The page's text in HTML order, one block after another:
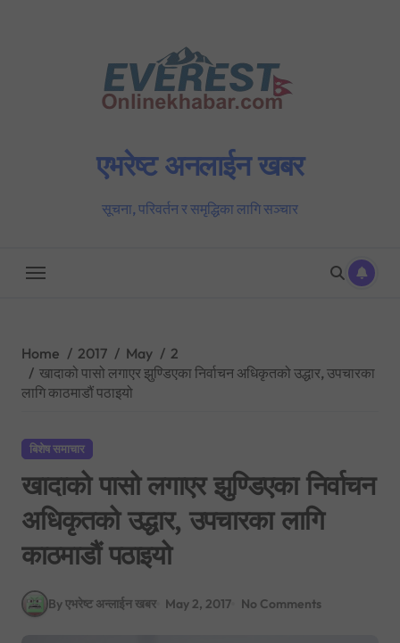
एभरेष्ट अनलाईन खबर
सूचना, परिवर्तन र समृद्धिका लागि सञ्चार
Home 2017 May
2
खादाको पासो लगाएर झुण्डिएका निर्वाचन अधिकृतको उद्धार, उपचारका
लागि काठमाडौं पठाइयो
बिशेष समाचार
खादाको पासो लगाएर झुण्डिएका निर्वाचन
अधिकृतको उद्धार, उपचारका लागि
काठमाडौं पठाइयो
By एभरेष्ट अन्लाईन खबर May 2, 2017 No Comments